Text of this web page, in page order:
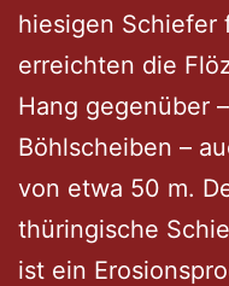
hiesigen Schiefer
erreichten die
Hang gegenüber
Böhlscheiben –
von etwa 50 m.
thüringische
ist ein